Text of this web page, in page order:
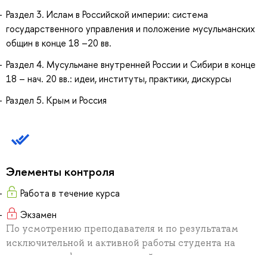
Раздел 3. Ислам в Российской империи: система
государственного управления и положение мусульманских
общин в конце 18 –20 вв.
Раздел 4. Мусульмане внутренней России и Сибири в конце
18 – нач. 20 вв.: идеи, институты, практики, дискурсы
Раздел 5. Крым и Россия
Элементы контроля
Работа в течение курса
Экзамен
По усмотрению преподавателя и по результатам
исключительной и активной работы студента на